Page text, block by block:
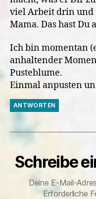
viel Arbeit drin und
Mama. Das hast Du
Ich bin momentan
anhaltender
Pusteblume.
Einmal anpusten
ANTWORTEN
Schreibe
Deine E-Mail-
Erforderliche